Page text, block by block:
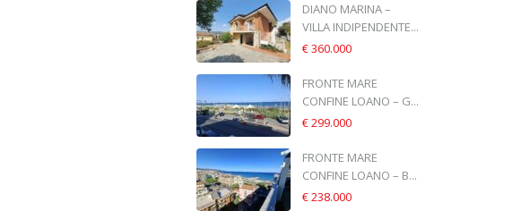
DIANO MARINA –
VILLA INDIPENDENTE...
€ 360.000
FRONTE MARE
CONFINE LOANO – G...
€ 299.000
FRONTE MARE
CONFINE LOANO – B...
€ 238.000